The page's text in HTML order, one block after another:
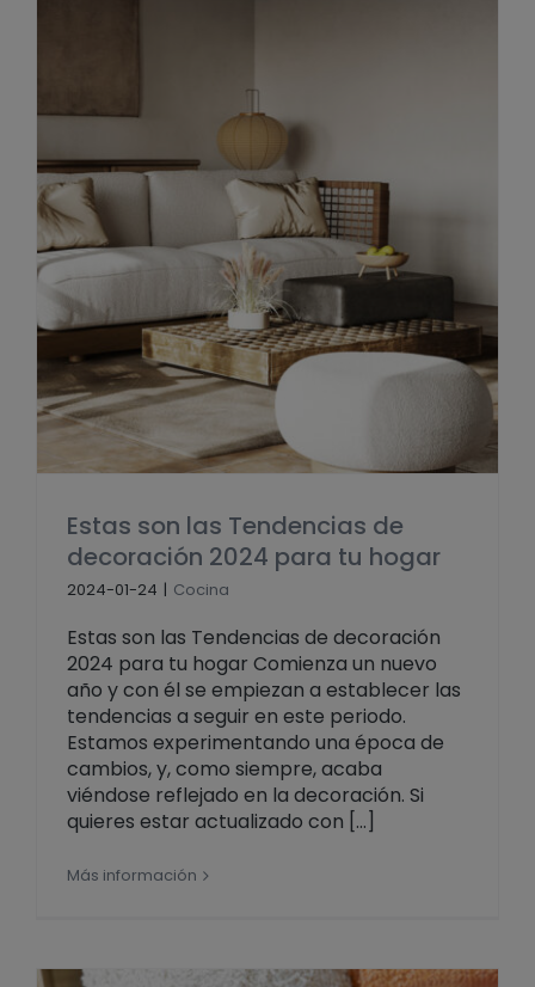
Estas son las Tendencias de
decoración 2024 para tu hogar
2024-01-24 | Cocina
Estas son las Tendencias de decoración
2024 para tu hogar Comienza un nuevo
año y con él se empiezan a establecer las
tendencias a seguir en este periodo.
Estamos experimentando una época de
cambios, y, como siempre, acaba
viéndose reflejado en la decoración. Si
quieres estar actualizado con [...]
Más información